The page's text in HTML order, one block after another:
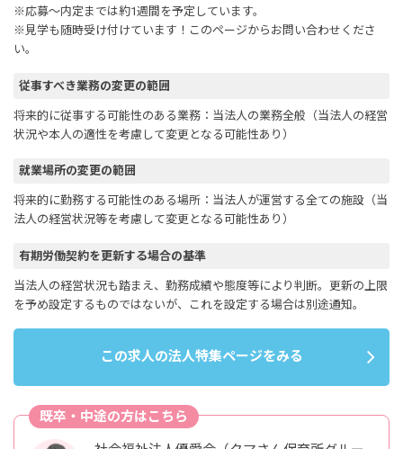
※応募～内定までは約1週間を予定しています。
※見学も随時受け付けています！このページからお問い合わせくださ
い。
従事すべき業務の変更の範囲
将来的に従事する可能性のある業務：当法人の業務全般（当法人の経営
状況や本人の適性を考慮して変更となる可能性あり）
就業場所の変更の範囲
将来的に勤務する可能性のある場所：当法人が運営する全ての施設（当
法人の経営状況等を考慮して変更となる可能性あり）
有期労働契約を更新する場合の基準
当法人の経営状況も踏まえ、勤務成績や態度等により判断。更新の上限
を予め設定するものではないが、これを設定する場合は別途通知。
この求人の法人特集ページをみる
既卒・中途の方はこちら